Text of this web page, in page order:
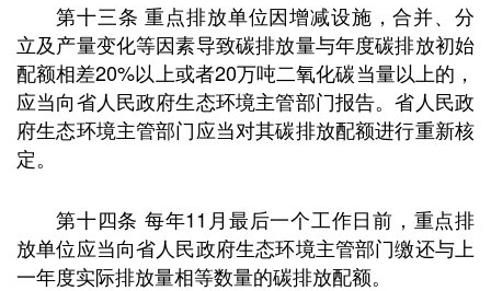
第十三条 重点排放单位因增减设施，合并、分
立及产量变化等因素导致碳排放量与年度碳排放初始
配额相差20%以上或者20万吨二氧化碳当量以上的，
应当向省人民政府生态环境主管部门报告。省人民政
府生态环境主管部门应当对其碳排放配额进行重新核
定。
第十四条 每年11月最后一个工作日前，重点排
放单位应当向省人民政府生态环境主管部门缴还与上
一年度实际排放量相等数量的碳排放配额。